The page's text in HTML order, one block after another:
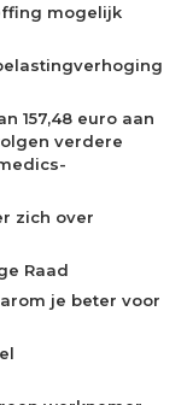
mogelijk
157,48 euro aan
verdere
zich over
Raad
je beter voor